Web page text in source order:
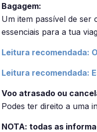
Bagagem:
Um item passível de ser
essenciais para a tua
Leitura recomendada:
Leitura recomendada:
Voo atrasado ou
Podes ter direito a uma
NOTA: todas as